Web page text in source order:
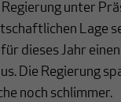
unter
Lage
dieses Jahr
Die Regierung
noch schlimmer.